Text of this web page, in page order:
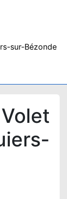
sur-Bézonde